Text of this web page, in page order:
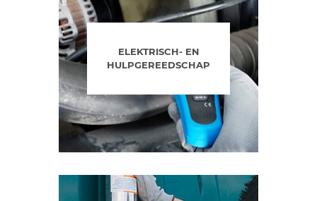
ELEKTRISCH- EN
HULPGEREEDSCHAP